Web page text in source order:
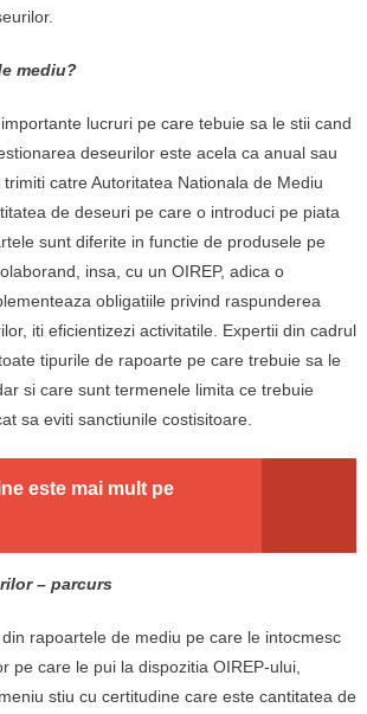
mediu?
lucruri pe care tebuie sa le stii cand
deseurilor este acela ca anual sau
catre Autoritatea Nationala de Mediu
de deseuri pe care o introduci pe piata
sunt diferite in functie de produsele pe
insa, cu un OIREP, adica o
obligatiile privind raspunderea
iti eficientizezi activitatile. Expertii din cadrul
tipurile de rapoarte pe care trebuie sa le
si care sunt termenele limita ce trebuie
sa eviti sanctiunile costisitoare.
este mai mult pe
– parcurs
rapoartele de mediu pe care le intocmesc
pe care le pui la dispozitia OIREP-ului,
stiu cu certitudine care este cantitatea de